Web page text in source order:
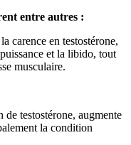
entre autres :
carence en testostérone,
et la libido, tout
musculaire.
testostérone, augmente
la condition